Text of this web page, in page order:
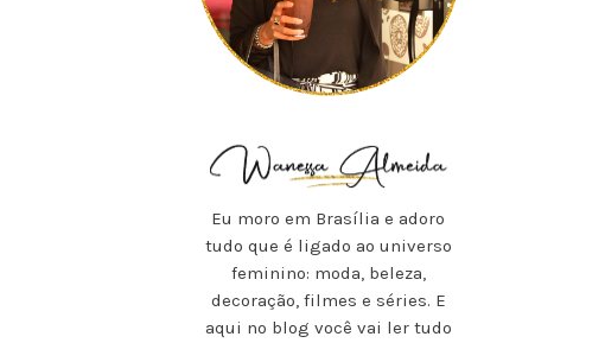
Eu moro em Brasília e adoro
tudo que é ligado ao universo
feminino: moda, beleza,
decoração, filmes e séries. E
aqui no blog você vai ler tudo